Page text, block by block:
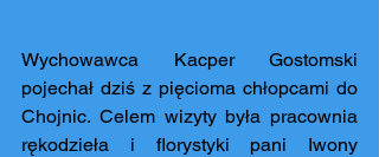
Wychowawca Kacper Gostomski
pojechał dziś z pięcioma chłopcami do
Chojnic. Celem wizyty była pracownia
rękodzieła i florystyki pani Iwony